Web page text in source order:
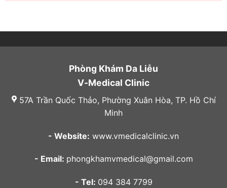
Phòng Khám Da Liễu
V-Medical Clinic
57A Trần Quốc Thảo, Phường Xuân Hòa, TP. Hồ Chí
Minh
- Website: www.vmedicalclinic.vn
- Email: phongkhamvmedical@gmail.com
- Tel: 094 384 7799